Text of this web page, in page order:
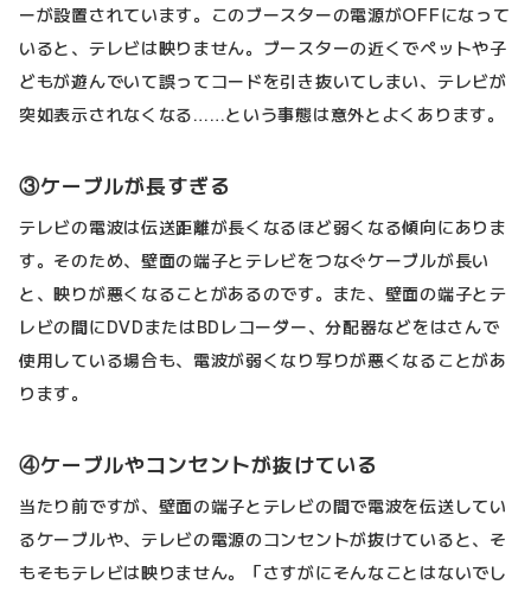
ーが設置されています。このブースターの電源がOFFになって
いると、テレビは映りません。ブースターの近くでペットや子
どもが遊んでいて誤ってコードを引き抜いてしまい、テレビが
突如表示されなくなる……という事態は意外とよくあります。
③ケーブルが長すぎる
テレビの電波は伝送距離が長くなるほど弱くなる傾向にありま
す。そのため、壁面の端子とテレビをつなぐケーブルが長い
と、映りが悪くなることがあるのです。また、壁面の端子とテ
レビの間にDVDまたはBDレコーダー、分配器などをはさんで
使用している場合も、電波が弱くなり写りが悪くなることがあ
ります。
④ケーブルやコンセントが抜けている
当たり前ですが、壁面の端子とテレビの間で電波を伝送してい
るケーブルや、テレビの電源のコンセントが抜けていると、そ
もそもテレビは映りません。「さすがにそんなことはないでし